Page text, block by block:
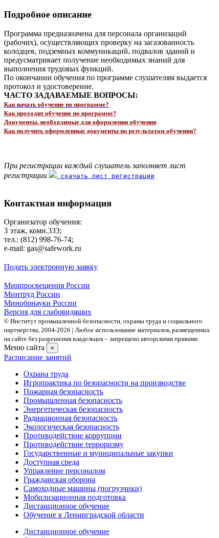
Подробное описание
Программа предназначена для персонала организаций
(рабочих), осуществляющих проверку на загазованность
колодцев, подземных коммуникаций, подвалов зданий и
предусматривает получение необходимых знаний для
выполнения трудовых функций.
По окончании обучения по программе слушателям выдается
протокол и удостоверение.
ЧАСТО ЗАДАВАЕМЫЕ ВОПРОСЫ:
Как начать обучение по программе?
Как проходит обучение по программе?
Документы, необходимые для оформления обучения
Как получить оформленные документы по результатам обучения?
При регистрации каждый слушатель заполняет лист
регистрации
скачать лист регистрации
Контактная информация
Организатор обучения:
3 этаж, комн.333;
тел.: (812) 998-76-74;
e-mail: gas@safework.ru
Подать электронную заявку
Минпросвещения России
Минтруд России
Минобрнауки России
Версия для слабовидящих
© Институт промышленной безопасности, охраны труда и социального
партнерства, 2004- 2026 | Любое использование материалов, размещенных
на сайте без разрешения владельцев – запрещено авторскими правами.
Меню сайта ×
Расписание занятий
Охрана труда
Игропрактика по безопасности на производстве
Пожарная безопасность
Промышленная безопасность
Энергетическая безопасность
Радиационная безопасность
Экологическая безопасность
Противодействие коррупции
Противодействие терроризму
Государственные и муниципальные закупки
Доступная среда
Управление персоналом
Гражданская оборона
Самоходные машины (погрузчики)
Мобилизационная подготовка
Дистанционное обучение
Обучение в Ленинградской области
Дистанционное обучение